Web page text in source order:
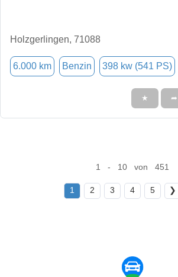
Holzgerlingen, 71088
6.000 km Benzin 398 kw (541 PS)
★ ➦
1 - 10 von 451
1 2 3 4 5 ❯